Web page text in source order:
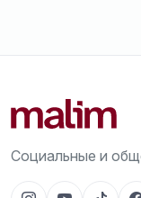
Социальные и